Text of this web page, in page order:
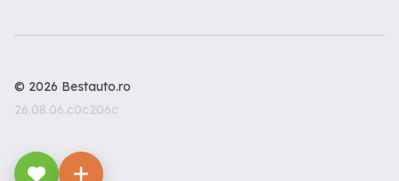
© 2026 Bestauto.ro
26.08.06.c0c206c